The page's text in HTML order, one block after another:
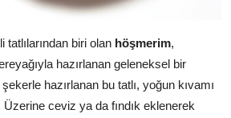
tatlılarından biri olan höşmerim,
hazırlanan geleneksel bir
hazırlanan bu tatlı, yoğun kıvamı
ceviz ya da fındık eklenerek